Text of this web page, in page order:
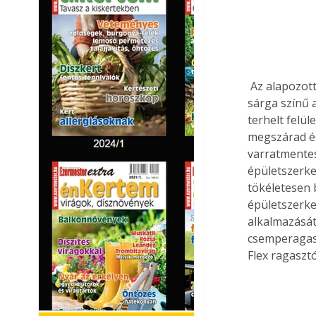
Az alapozott felületre kerül a Murexin Folyékonyfólia 1KS kenhető vízszigetelés. Ezt a
sárga színű
terhelt
megszárad
tökéletesen
Flex